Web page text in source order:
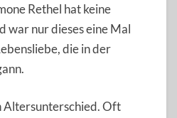
Rethel hat keine
war nur dieses eine Mal
die in der
Altersunterschied. Oft